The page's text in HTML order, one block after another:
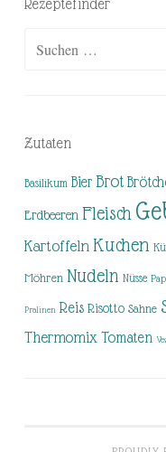
Rezeptefinder
Zutaten
Basilikum Bier Brot
Erdbeeren Fleisch
Kartoffeln Kuchen
Möhren Nudeln Nüsse
Pralinen Reis Risotto Sahne
Thermomix Tomaten